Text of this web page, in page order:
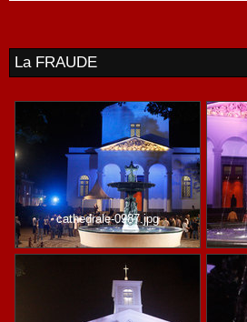
La FRAUDE
cathedrale-0987.jpg